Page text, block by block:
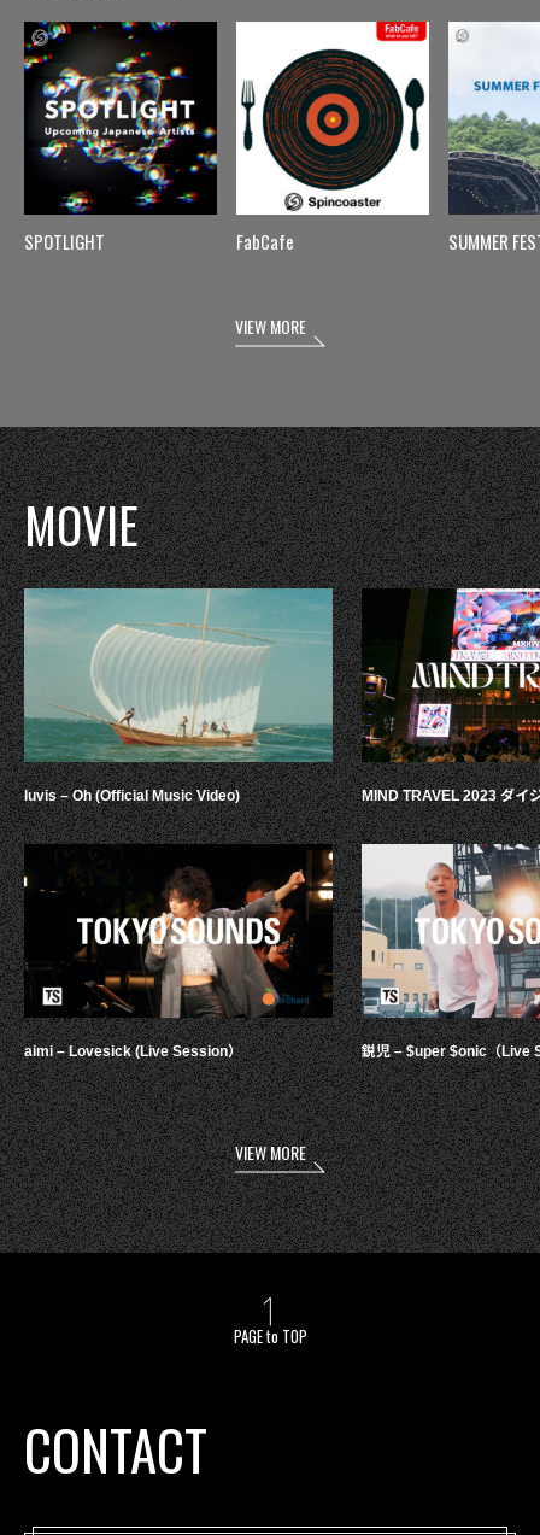
SPOTLIGHT FabCafe SUMMER
VIEW MORE
MOVIE
luvis – Oh (Official Music Video)
aimi – Lovesick (Live Session）
MIND TRAVEL 2023 ダイ
鋭児 – $uper $onic（Live
VIEW MORE
PAGE to TOP
CONTACT